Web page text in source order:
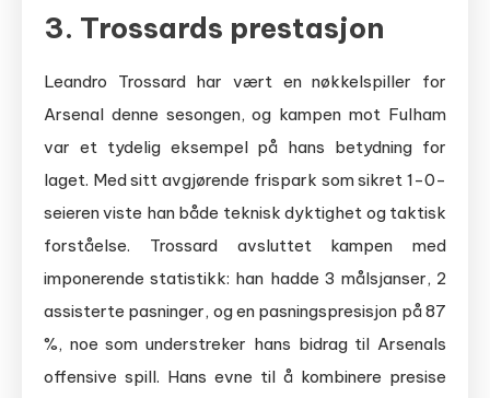
3. Trossards prestasjon
Leandro Trossard har vært en nøkkelspiller for
Arsenal denne sesongen, og kampen mot Fulham
var et tydelig eksempel på hans betydning for
laget. Med sitt avgjørende frispark som sikret 1-0-
seieren viste han både teknisk dyktighet og taktisk
forståelse. Trossard avsluttet kampen med
imponerende statistikk: han hadde 3 målsjanser, 2
assisterte pasninger, og en pasningspresisjon på 87
%, noe som understreker hans bidrag til Arsenals
offensive spill. Hans evne til å kombinere presise